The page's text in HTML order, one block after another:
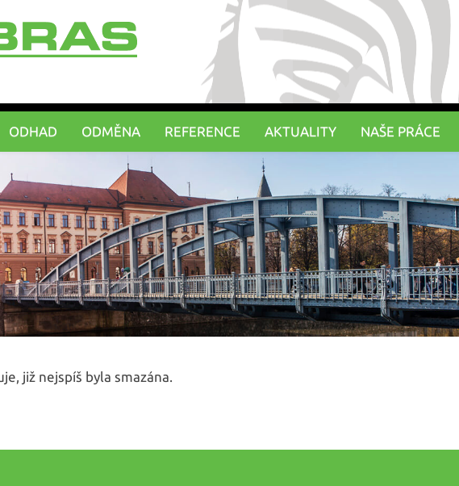
ODHAD ODMĚNA REFERENCE AKTUALITY NAŠE PRÁCE
již nejspíš byla smazána.